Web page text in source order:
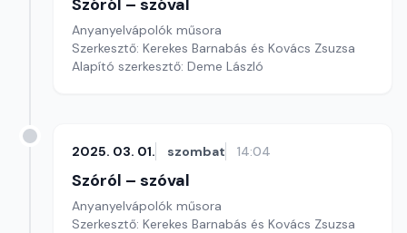
Szóról – szóval
Anyanyelvápolók műsora
Szerkesztő: Kerekes Barnabás és Kovács Zsuzsa
Alapító szerkesztő: Deme László
2025. 03. 01. szombat 14:04
Szóról – szóval
Anyanyelvápolók műsora
Szerkesztő: Kerekes Barnabás és Kovács Zsuzsa